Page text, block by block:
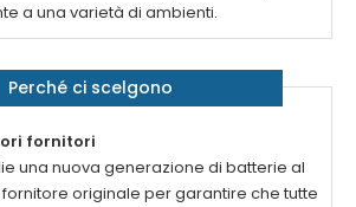
a una varietà di ambienti.
Perché ci scelgono
fornitori
una nuova generazione di batterie al
originale per garantire che tutte